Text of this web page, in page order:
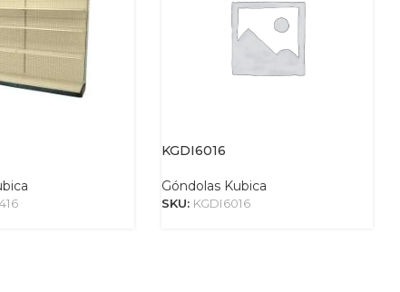
KGDI6016
Góndolas Kubica
SKU: KGDI6016